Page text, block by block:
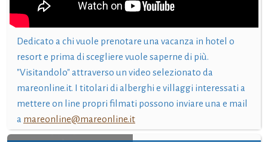
Dedicato a chi vuole prenotare una vacanza in hotel o
resort e prima di scegliere vuole saperne di più.
"Visitandolo" attraverso un video selezionato da
mareonline.it. I titolari di alberghi e villaggi interessati a
mettere on line propri filmati possono inviare una e mail
a mareonline@mareonline.it